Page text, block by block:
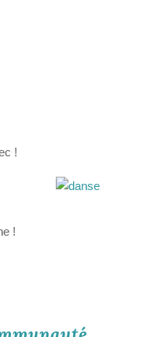
!
!